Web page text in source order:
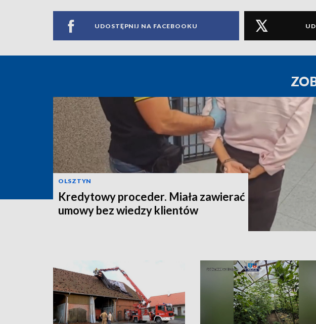
UDOSTĘPNIJ NA FACEBOOKU
OLSZTYN
Kredytowy proceder. Miała zawierać
umowy bez wiedzy klientów